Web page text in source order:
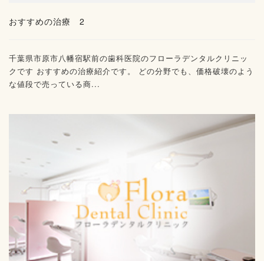
おすすめの治療 2
千葉県市原市八幡宿駅前の歯科医院のフローラデンタルクリニッ
クです おすすめの治療紹介です。 どの分野でも、価格破壊のよう
な値段で売っている商...